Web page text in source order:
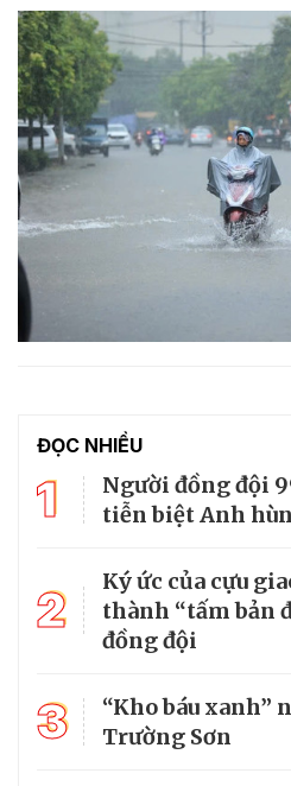
ĐỌC NHIỀU
1
Người đồng đội
tiễn biệt Anh
2
Ký ức của cựu
thành “tấm bản
đồng đội
3
“Kho báu xanh”
Trường Sơn